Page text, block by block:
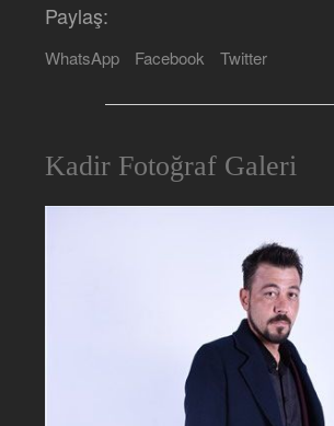
Paylaş:
WhatsApp Facebook Twitter
Kadir Fotoğraf Galeri